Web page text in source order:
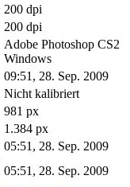
200 dpi
200 dpi
Adobe Photoshop CS2
Windows
09:51, 28. Sep. 2009
Nicht kalibriert
981 px
1.384 px
05:51, 28. Sep. 2009
05:51, 28. Sep. 2009